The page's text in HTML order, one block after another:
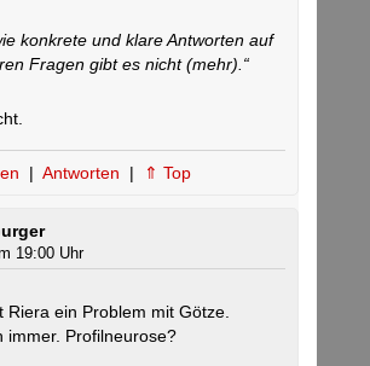
konkrete und klare Antworten auf
Fragen gibt es nicht (mehr).“
| Antworten | ⇑ Top
19:00 Uhr
Riera ein Problem mit Götze.
immer. Profilneurose?